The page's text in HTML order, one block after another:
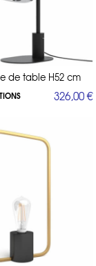
de table H52 cm
326,00 €